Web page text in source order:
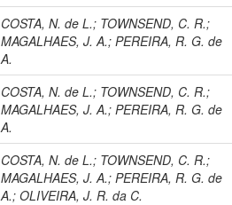
COSTA, N. de L.; TOWNSEND, C. R.;
MAGALHAES, J. A.;PEREIRA, R. G. de
A.
COSTA, N. de L.; TOWNSEND, C. R.;
MAGALHAES, J. A.;PEREIRA, R. G. de
A.
COSTA, N. de L.; TOWNSEND, C. R.;
MAGALHAES, J. A.;PEREIRA, R. G. de
A.;OLIVEIRA, J. R. da C.